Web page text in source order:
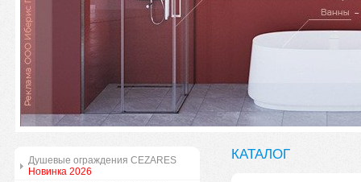
Душевые ограждения CEZARES
Новинка 2026
КАТАЛОГ